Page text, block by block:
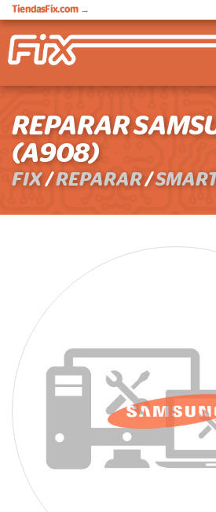
TiendasFix.com →
REPARAR
(A908)
FIX/REPARAR/